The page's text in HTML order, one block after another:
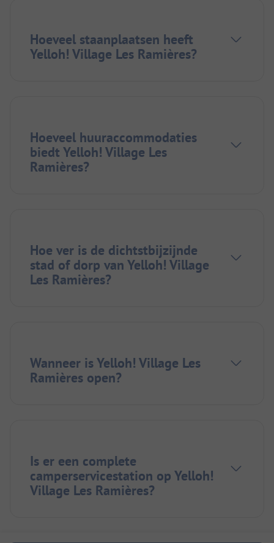
Hoeveel staanplaatsen heeft
Yelloh! Village Les Ramières?
Hoeveel huuraccommodaties
biedt Yelloh! Village Les
Ramières?
Hoe ver is de dichtstbijzijnde
stad of dorp van Yelloh! Village
Les Ramières?
Wanneer is Yelloh! Village Les
Ramières open?
Is er een complete
camperservicestation op Yelloh!
Village Les Ramières?